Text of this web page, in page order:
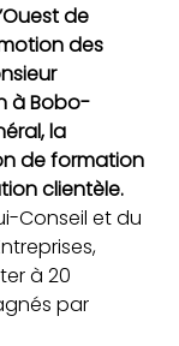
de
des
à Bobo-
la
de formation
clientèle.
Conseil et du
à 20
par